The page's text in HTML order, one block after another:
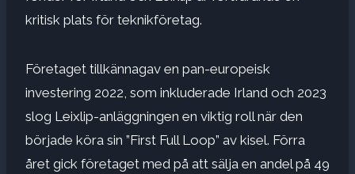
kritisk plats för teknikföretag.
Företaget tillkännagav en pan-europeisk
investering 2022, som inkluderade Irland och 2023
slog Leixlip-anläggningen en viktig roll när den
började köra sin ”First Full Loop” av kisel. Förra
året gick företaget med på att sälja en andel på 49